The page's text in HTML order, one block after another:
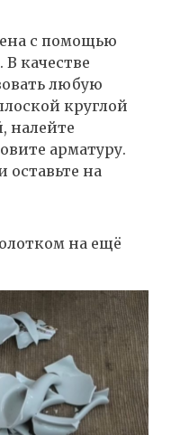
с помощью
качестве
любую
круглой
налейте
арматуру.
оставьте на
на ещё